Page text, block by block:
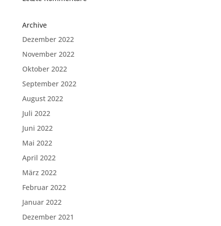
Archive
Dezember 2022
November 2022
Oktober 2022
September 2022
August 2022
Juli 2022
Juni 2022
Mai 2022
April 2022
März 2022
Februar 2022
Januar 2022
Dezember 2021